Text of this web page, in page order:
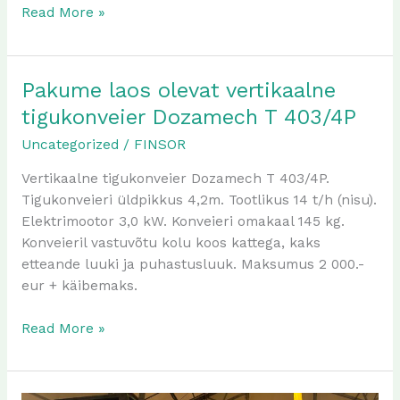
Read More »
Pakume laos olevat vertikaalne
tigukonveier Dozamech T 403/4P
Uncategorized / FINSOR
Vertikaalne tigukonveier Dozamech T 403/4P.
Tigukonveieri üldpikkus 4,2m. Tootlikus 14 t/h (nisu).
Elektrimootor 3,0 kW. Konveieri omakaal 145 kg.
Konveieril vastuvõtu kolu koos kattega, kaks
etteande luuki ja puhastusluuk. Maksumus 2 000.-
eur + käibemaks.
Pakume
laos
olevat
vertikaalne
tigukonveier
Dozamech
T
403/4P
Read More »